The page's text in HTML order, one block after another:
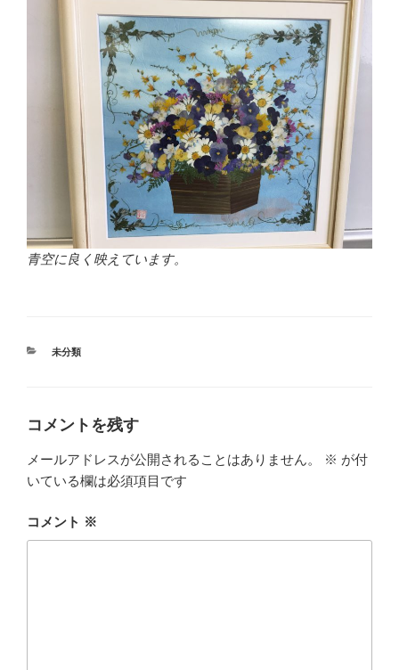
青空に良く映えています。
カ
未分類
コメントを残す
メールアドレスが公開されることはありません。 ※ が付
いている欄は必須項目です
コメント ※